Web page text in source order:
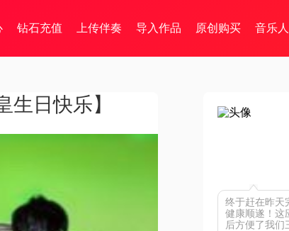
钻石充值 上传伴奏 导入作品 原创购买 音乐人
生日快乐】
终于赶在昨天
健康顺遂！这
后方便了我们